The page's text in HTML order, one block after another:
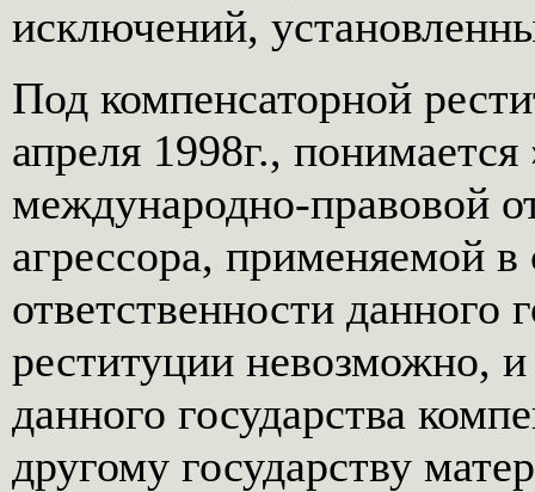
исключений,
Под компенсаторной
апреля 1998г.,
международно-правовой
агрессора, применяемой
ответственности данного
реституции невозможно,
данного государства
другому государству